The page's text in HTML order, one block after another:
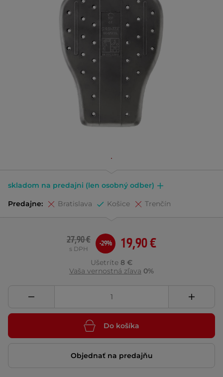
skladom na predajni (len osobný odber)
Predajne: Bratislava Košice Trenčín
19,90 €
27,90 €
s DPH
-29%
Ušetríte 8 €
Vaša vernostná zľava 0%
Do košíka
Objednať na predajňu